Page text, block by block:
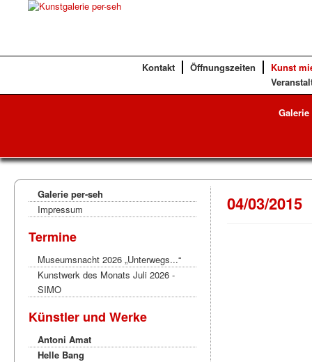
Kontakt Öffnungszeiten
Kunst
Galerie per-seh
Impressum
Termine
Museumsnacht 2026 „Unterwegs...“
Kunstwerk des Monats Juli 2026 -
SIMO
Künstler und Werke
Antoni Amat
Helle Bang
04/03/2015